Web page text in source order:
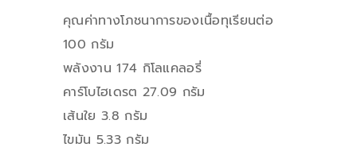
คุณค่าทางโภชนาการของเนื้อทุเรียนต่อ
100 กรัม
พลังงาน 174 กิโลแคลอรี่
คาร์โบไฮเดรต 27.09 กรัม
เส้นใย 3.8 กรัม
ไขมัน 5.33 กรัม